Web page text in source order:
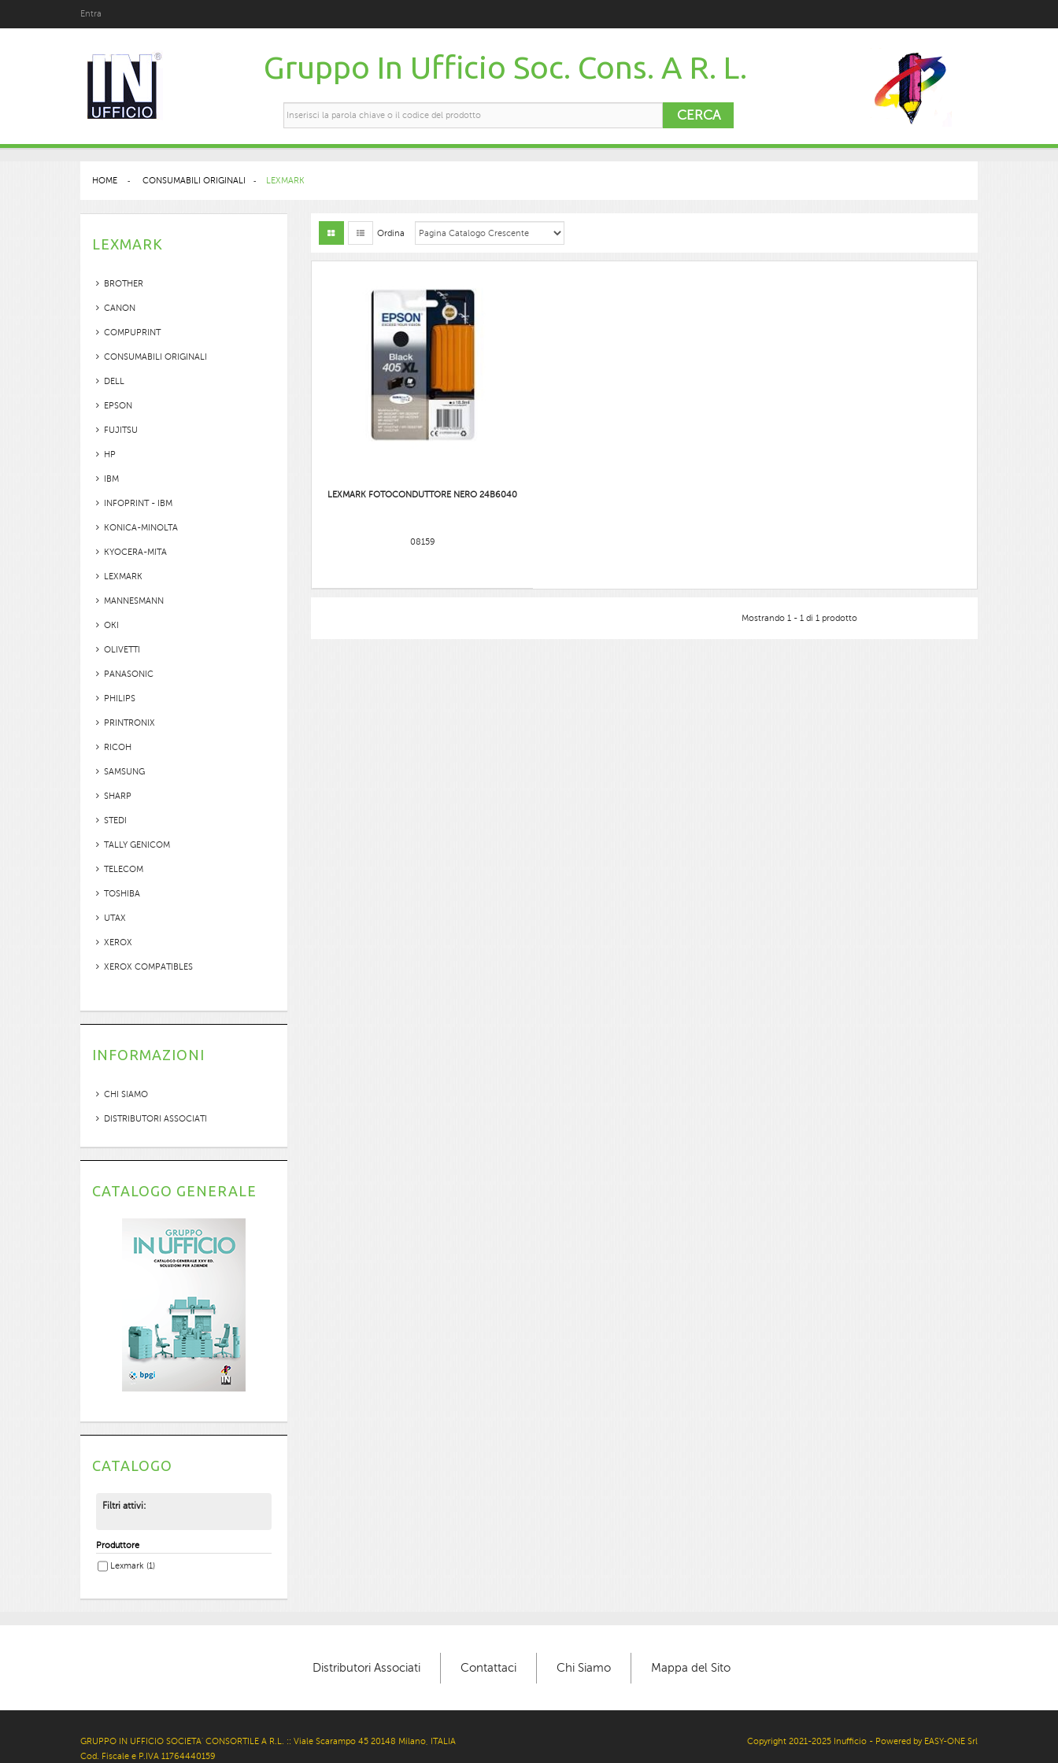
Entra
Gruppo In Ufficio Soc. Cons. A R. L.
CERCA
HOME > CONSUMABILI ORIGINALI > LEXMARK
LEXMARK
BROTHER
CANON
COMPUPRINT
CONSUMABILI ORIGINALI
DELL
EPSON
FUJITSU
HP
IBM
INFOPRINT - IBM
KONICA-MINOLTA
KYOCERA-MITA
LEXMARK
MANNESMANN
OKI
OLIVETTI
PANASONIC
PHILIPS
PRINTRONIX
RICOH
SAMSUNG
SHARP
STEDI
TALLY GENICOM
TELECOM
TOSHIBA
UTAX
XEROX
XEROX COMPATIBLES
INFORMAZIONI
CHI SIAMO
DISTRIBUTORI ASSOCIATI
CATALOGO GENERALE
CATALOGO
Filtri attivi:
Produttore
Lexmark (1)
Ordina
LEXMARK FOTOCONDUTTORE NERO 24B6040
08159
Mostrando 1 - 1 di 1 prodotto
Distributori Associati Contattaci Chi Siamo Mappa del Sito
Copyright 2021-2025 Inufficio - Powered by EASY-ONE Srl
GRUPPO IN UFFICIO SOCIETA' CONSORTILE A R.L. :: Viale Scarampo 45 20148 Milano, ITALIA
Cod. Fiscale e P.IVA 11764440159